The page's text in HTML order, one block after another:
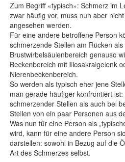
Zum Begriff «typisch»: Schmerz im
zwar häufig vor, muss nun aber
angesehen werden.
Für eine andere betroffene Person
schmerzende Stellen am Rücken
Brustwirbelsäulenbereich genauso
Beckenbereich mit Iliosakralgelenk
Nierenbeckenbereich.
So werden als typisch eher jene
man gerade häufiger konfrontiert
schmerzender Stellen als auch bei
Stellen von ein paar Personen aus
Was nun für eine Person als
wird, kann für eine andere Person
darstellen: sowohl in Bezug auf die
Art des Schmerzes selbst.